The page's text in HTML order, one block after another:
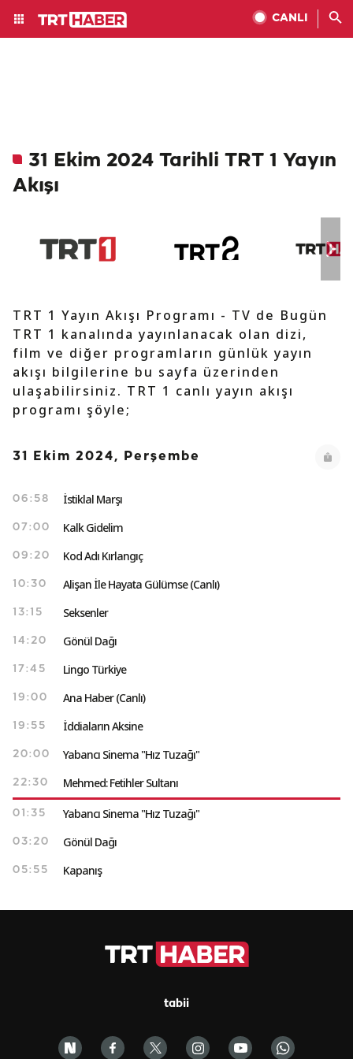
CANLI
31 Ekim 2024 Tarihli TRT 1 Yayın
Akışı
TRT 1 Yayın Akışı Programı - TV de Bugün
TRT 1 kanalında yayınlanacak olan dizi,
film ve diğer programların günlük yayın
akışı bilgilerine bu sayfa üzerinden
ulaşabilirsiniz. TRT 1 canlı yayın akışı
programı şöyle;
31 Ekim 2024, Perşembe
06:58 İstiklal Marşı
07:00 Kalk Gidelim
09:20 Kod Adı Kırlangıç
10:30 Alişan İle Hayata Gülümse (Canlı)
13:15 Seksenler
14:20 Gönül Dağı
17:45 Lingo Türkiye
19:00 Ana Haber (Canlı)
19:55 İddiaların Aksine
20:00 Yabancı Sinema "Hız Tuzağı"
22:30 Mehmed: Fetihler Sultanı
01:35 Yabancı Sinema "Hız Tuzağı"
03:20 Gönül Dağı
05:55 Kapanış
tabii